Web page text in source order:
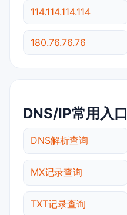
114.114.114.114
180.76.76.76
DNS/IP常用入口
DNS解析查询
MX记录查询
TXT记录查询